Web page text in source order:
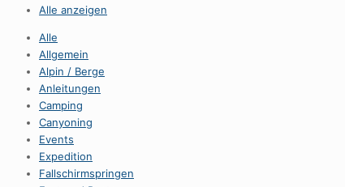
Alle anzeigen
Alle
Allgemein
Alpin / Berge
Anleitungen
Camping
Canyoning
Events
Expedition
Fallschirmspringen